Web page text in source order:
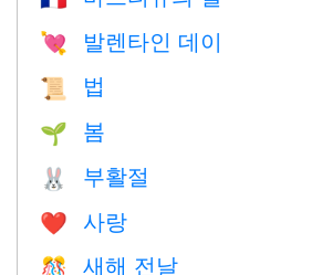
💘 발렌타인 데이
📜 법
🌱 봄
🐰 부활절
❤️️ 사랑
🎊 새해 전날